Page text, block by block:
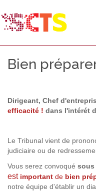
Bien
Dirigeant, Chef
efficacité ! dans l'intérét
Le Tribunal vient de
judiciaire ou de
Vous serez convoqué sous
est important de bien
notre équipe d'établir un